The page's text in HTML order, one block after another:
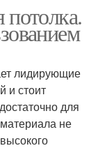
лидирующие
и стоит
для
не